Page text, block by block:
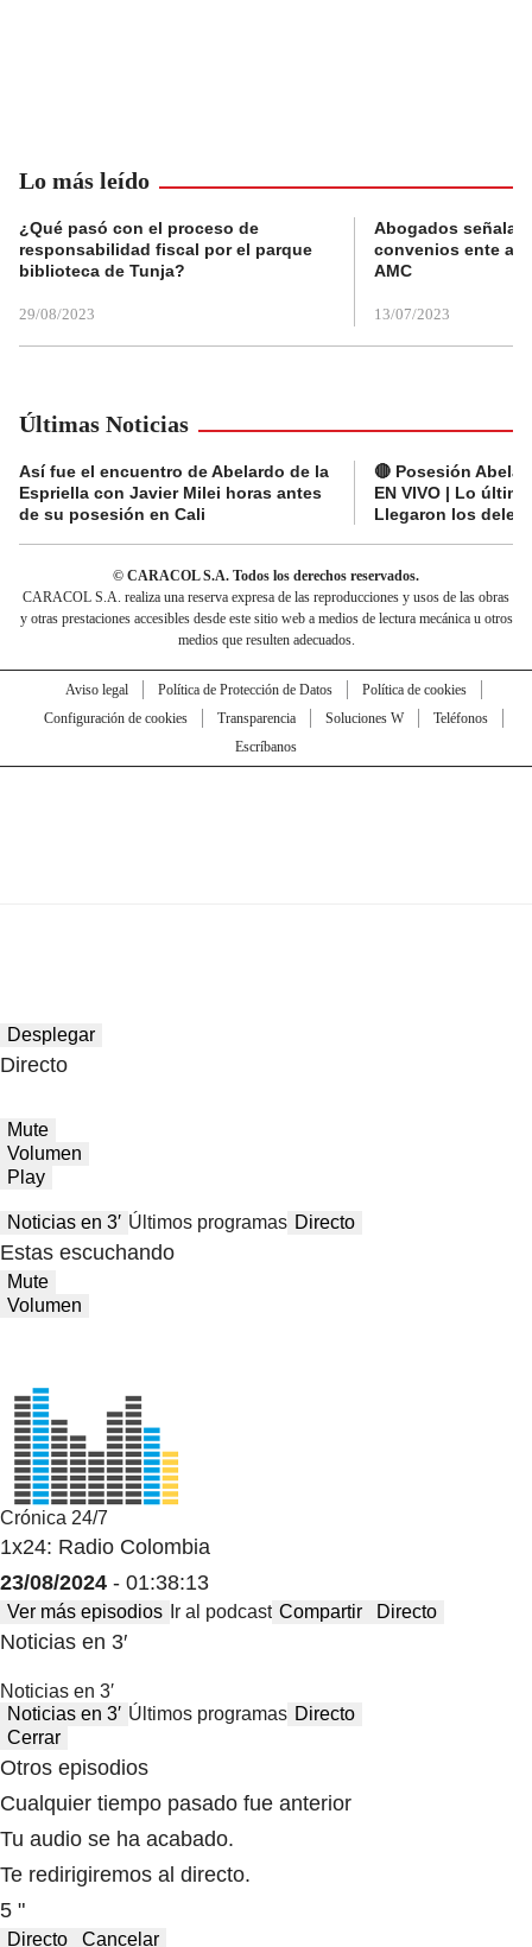
Lo más leído
¿Qué pasó con el proceso de
responsabilidad fiscal por el parque
biblioteca de Tunja?
29/08/2023
Abogados
convenios ente
AMC
13/07/2023
Últimas Noticias
Así fue el encuentro de Abelardo de la
Espriella con Javier Milei horas antes
de su posesión en Cali
🔴 Posesión
EN VIVO | Lo
Llegaron los
© CARACOL S.A. Todos los derechos reservados.
CARACOL S.A. realiza una reserva expresa de las reproducciones y usos de las obras
y otras prestaciones accesibles desde este sitio web a medios de lectura mecánica u otros
medios que resulten adecuados.
Aviso legal Política de Protección de Datos
Política de cookies
Configuración de cookies
Transparencia Soluciones W
Teléfonos
Escríbanos
Desplegar
Directo
Mute
Volumen
Play
Noticias en 3′ Últimos programas Directo
Estas escuchando
Mute
Volumen
Crónica 24/7
1x24: Radio Colombia
23/08/2024 - 01:38:13
Ver más episodios Ir al podcast Compartir Directo
Noticias en 3′
Noticias en 3′
Noticias en 3′ Últimos programas Directo
Cerrar
Otros episodios
Cualquier tiempo pasado fue anterior
Tu audio se ha acabado.
Te redirigiremos al directo.
5 "
Directo Cancelar